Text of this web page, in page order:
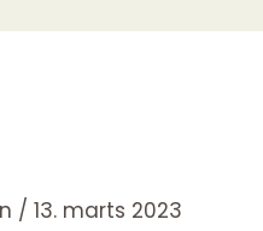
/13. marts 2023